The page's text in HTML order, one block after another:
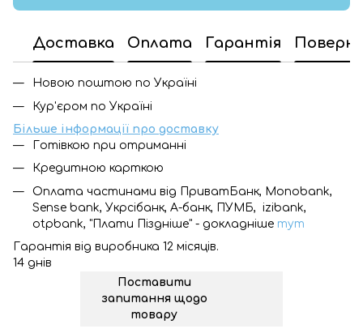
Доставка Оплата Гарантія
Новою поштою по Україні
Кур'єром по Україні
Більше інформації про доставку
Готівкою при отриманні
Кредитною карткою
Оплата частинами від ПриватБанк, Monobank,
Sense bank, Укрсібанк, А-банк, ПУМБ, izibank,
otpbank, "Плати Піздніше" - докладніше тут
Гарантія від виробника 12 місяців.
14 днів
Поставити
запитання щодо
товару